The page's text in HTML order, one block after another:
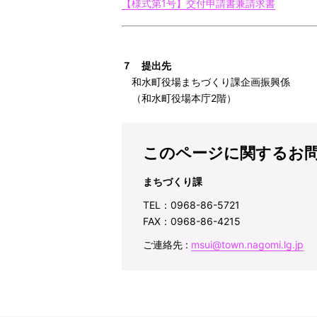
【様式第1号】交付申請書兼請求書
７ 提出先
和水町役場まちづくり課企画振興係
（和水町役場本庁2階）
このページに関するお
まちづくり課
TEL：0968-86-5721
FAX：0968-86-4215
ご連絡先 : msui@town.nagomi.lg.jp